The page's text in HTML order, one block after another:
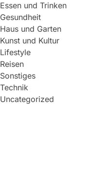
Essen und Trinken
Gesundheit
Haus und Garten
Kunst und Kultur
Lifestyle
Reisen
Sonstiges
Technik
Uncategorized